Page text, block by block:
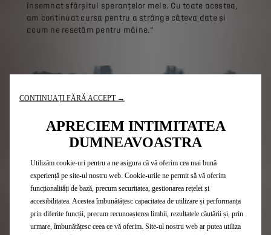
însemnat sfârșitul speranțelor mele. Cu toate acestea,
am continuat cursa pentru a strânge câteva date și
acum ne resetăm pentru mâine.”
Antonio Felix Da Costa, abandon: „Sunt zile în care
lucrurile nu îți ies deloc, iar astăzi a fost una dintre ele.
CONTINUAȚI FĂRĂ ACCEPT →
APRECIEM INTIMITATEA
DUMNEAVOASTRA
Utilizăm cookie-uri pentru a ne asigura că vă oferim cea mai bună
experiență pe site-ul nostru web. Cookie-urile ne permit să vă oferim
funcționalități de bază, precum securitatea, gestionarea rețelei și
accesibilitatea. Acestea îmbunătățesc capacitatea de utilizare și performanța
prin diferite funcții, precum recunoașterea limbii, rezultatele căutării și, prin
urmare, îmbunătățesc ceea ce vă oferim. Site-ul nostru web ar putea utiliza